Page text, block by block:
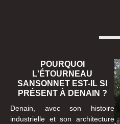
POURQUOI
L'ÉTOURNEAU
SANSONNET EST-IL SI
PRÉSENT À DENAIN ?
Denain, avec son histoire
industrielle et son architecture